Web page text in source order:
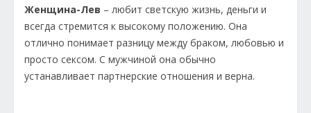
Женщина-Лев – любит светскую жизнь, деньги и
всегда стремится к высокому положению. Она
отлично понимает разницу между браком, любовью и
просто сексом. С мужчиной она обычно
устанавливает партнерские отношения и верна.